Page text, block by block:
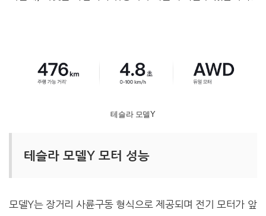
테슬라 모델Y
테슬라 모델Y 모터 성능
모델Y는 장거리 사륜구동 형식으로 제공되며 전기 모터가 앞